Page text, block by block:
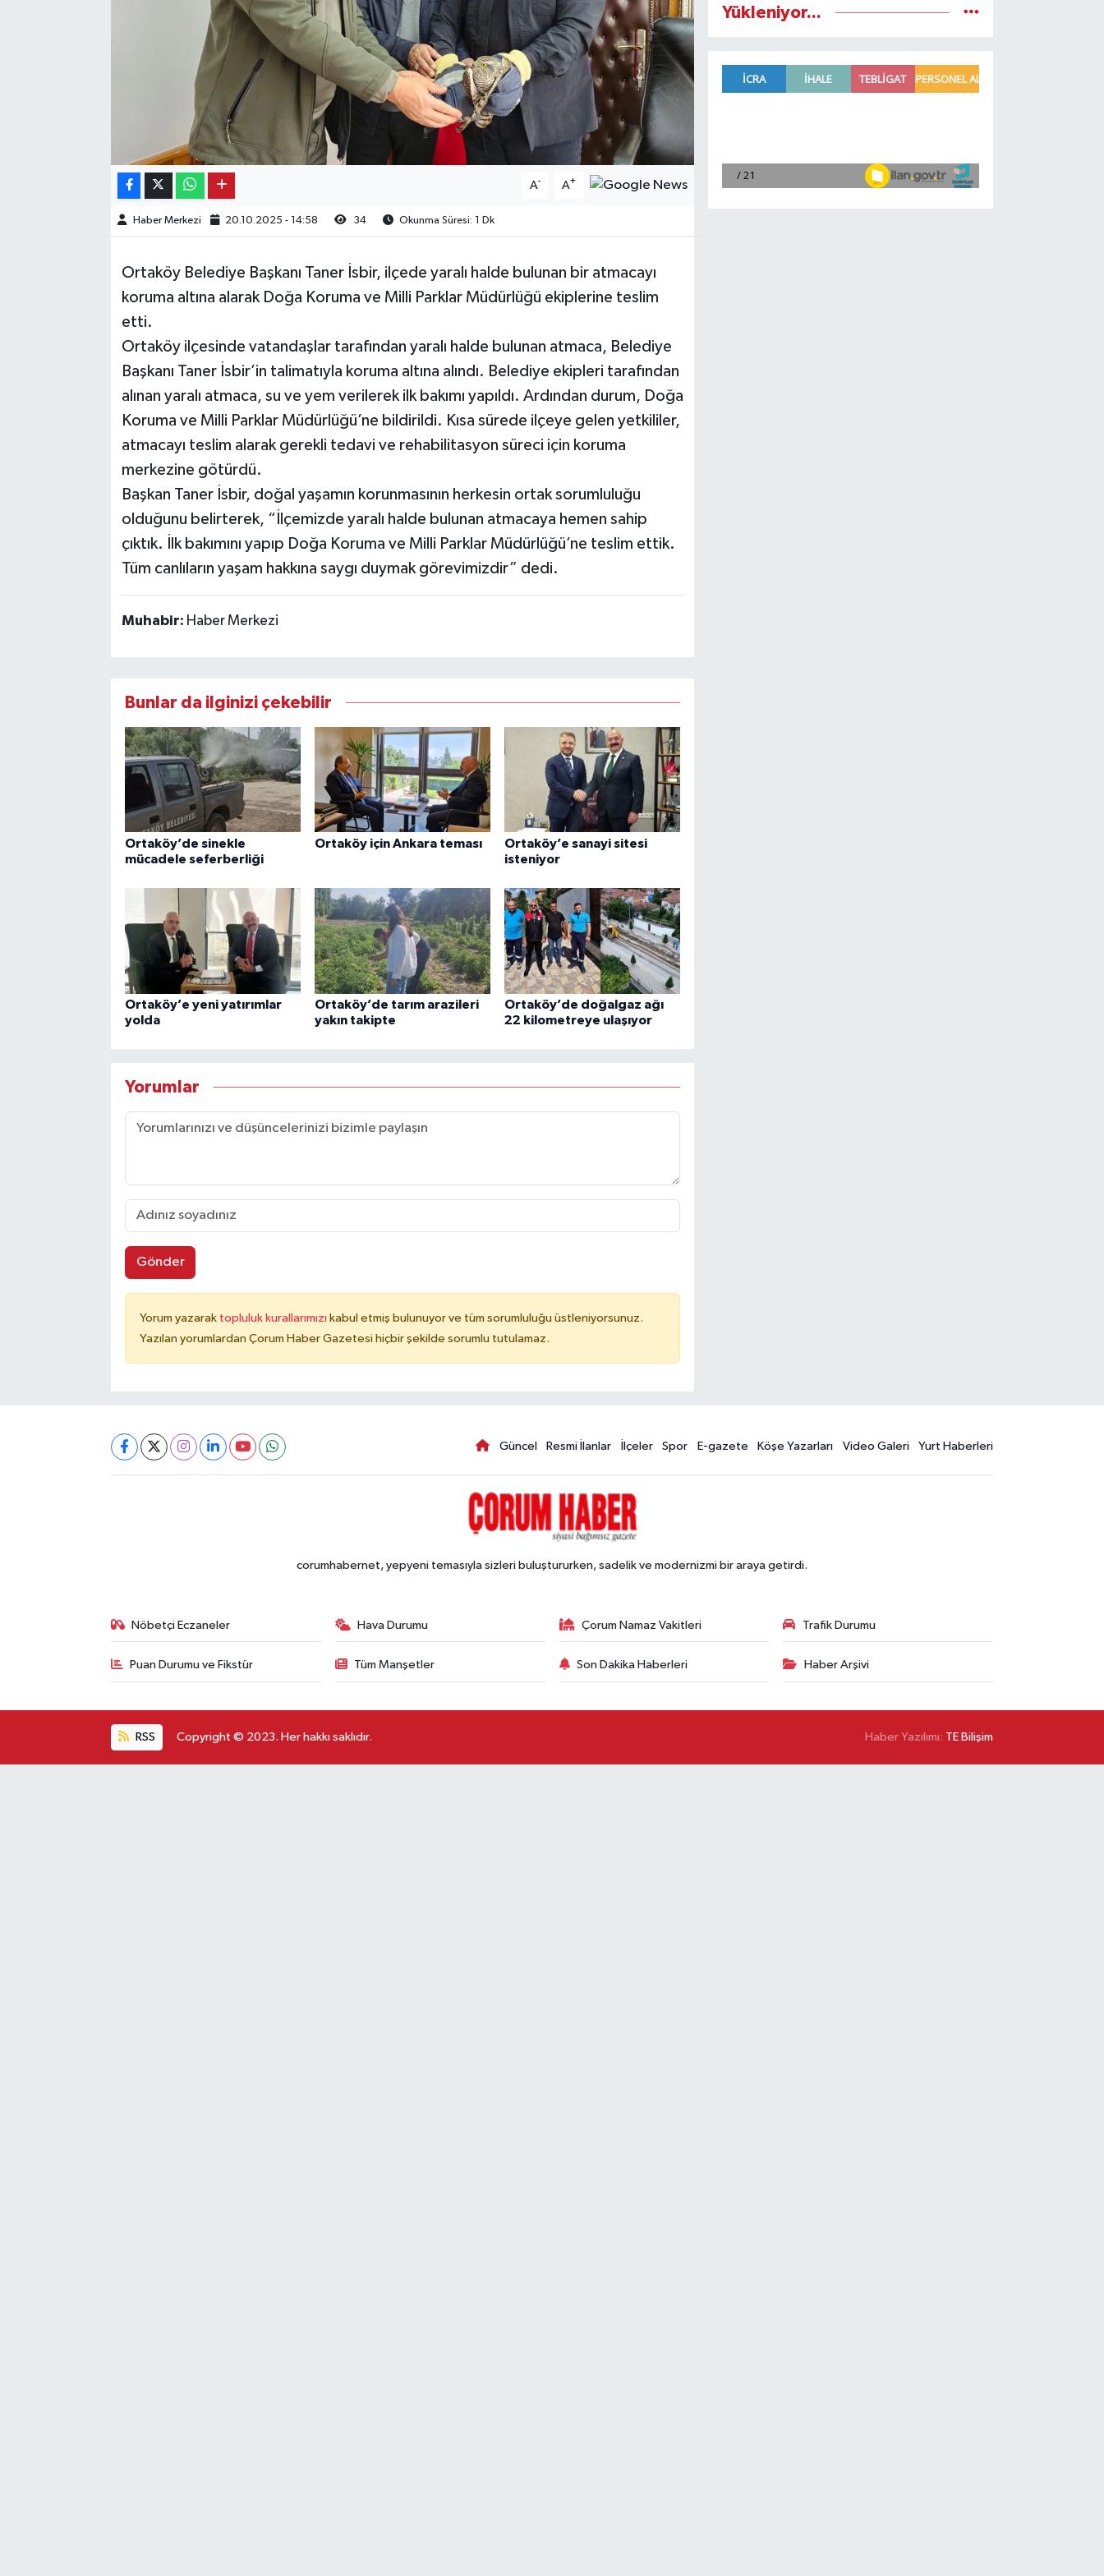
A- A+
Haber Merkezi 20.10.2025 - 14:58 34 Okunma Süresi: 1 Dk
Ortaköy Belediye Başkanı Taner İsbir, ilçede yaralı halde bulunan bir atmacayı
koruma altına alarak Doğa Koruma ve Milli Parklar Müdürlüğü ekiplerine teslim
etti.
Ortaköy ilçesinde vatandaşlar tarafından yaralı halde bulunan atmaca, Belediye
Başkanı Taner İsbir’in talimatıyla koruma altına alındı. Belediye ekipleri tarafından
alınan yaralı atmaca, su ve yem verilerek ilk bakımı yapıldı. Ardından durum, Doğa
Koruma ve Milli Parklar Müdürlüğü’ne bildirildi. Kısa sürede ilçeye gelen yetkililer,
atmacayı teslim alarak gerekli tedavi ve rehabilitasyon süreci için koruma
merkezine götürdü.
Başkan Taner İsbir, doğal yaşamın korunmasının herkesin ortak sorumluluğu
olduğunu belirterek, “İlçemizde yaralı halde bulunan atmacaya hemen sahip
çıktık. İlk bakımını yapıp Doğa Koruma ve Milli Parklar Müdürlüğü’ne teslim ettik.
Tüm canlıların yaşam hakkına saygı duymak görevimizdir” dedi.
Muhabir: Haber Merkezi
Bunlar da ilginizi çekebilir
Ortaköy’de sinekle
mücadele seferberliği
Ortaköy için Ankara teması
Ortaköy’e sanayi sitesi
isteniyor
Ortaköy’e yeni yatırımlar
yolda
Ortaköy’de tarım arazileri
yakın takipte
Ortaköy’de doğalgaz ağı
22 kilometreye ulaşıyor
Yorumlar
Gönder
Yorum yazarak topluluk kurallarımızı kabul etmiş bulunuyor ve tüm sorumluluğu üstleniyorsunuz.
Yazılan yorumlardan Çorum Haber Gazetesi hiçbir şekilde sorumlu tutulamaz.
Yükleniyor...
Güncel Resmi İlanlar İlçeler Spor E-gazete Köşe Yazarları Video Galeri Yurt Haberleri
corumhabernet, yepyeni temasıyla sizleri buluştururken, sadelik ve modernizmi bir araya getirdi.
Nöbetçi Eczaneler Hava Durumu Çorum Namaz Vakitleri Trafik Durumu
Puan Durumu ve Fikstür Tüm Manşetler Son Dakika Haberleri Haber Arşivi
RSS Copyright © 2023. Her hakkı saklıdır. Haber Yazılımı: TE Bilişim
Osmancık